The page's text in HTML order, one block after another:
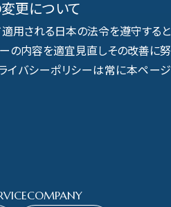
更について
用される日本の法令を遵守すると
ーの内容を適宜見直しその改善に努
イバシーポリシーは常に本ページ
COMPANY